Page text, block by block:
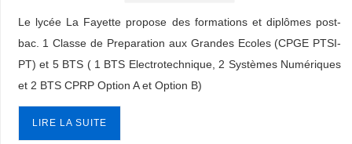
Le lycée La Fayette propose des formations et diplômes post-
bac. 1 Classe de Preparation aux Grandes Ecoles (CPGE PTSI-
PT) et 5 BTS ( 1 BTS Electrotechnique, 2 Systèmes Numériques
et 2 BTS CPRP Option A et Option B)
LIRE LA SUITE